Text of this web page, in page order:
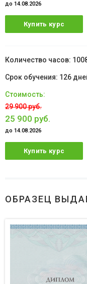
до 14.08.2026
Купить курс
126
29 900 руб.
25 900 руб.
до 14.08.2026
Купить курс
ОБРАЗЕЦ